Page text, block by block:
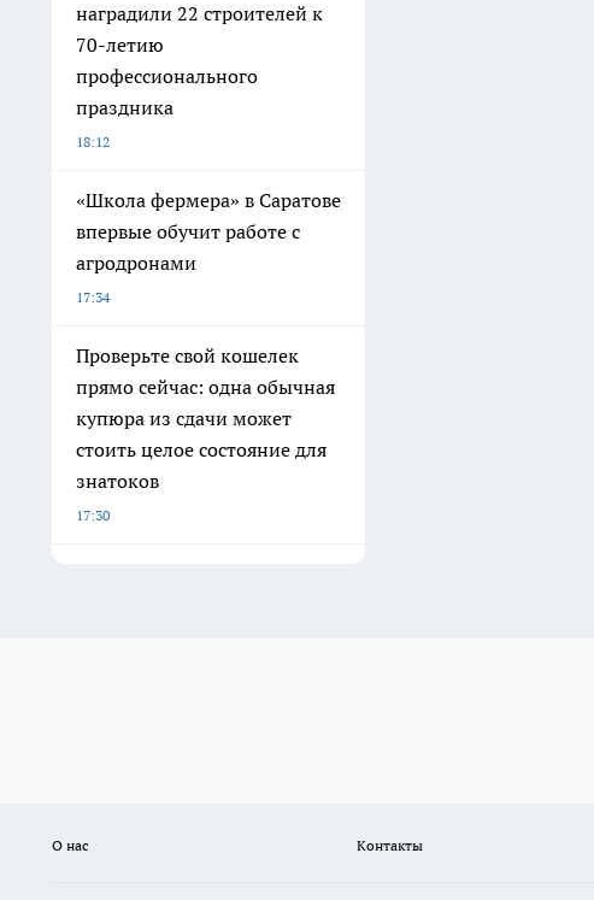
наградили 22 строителей к
70-летию
профессионального
праздника
18:12
«Школа фермера» в Саратове
впервые обучит работе с
агродронами
17:34
Проверьте свой кошелек
прямо сейчас: одна обычная
купюра из сдачи может
стоить целое состояние для
знатоков
17:30
О нас Контакты